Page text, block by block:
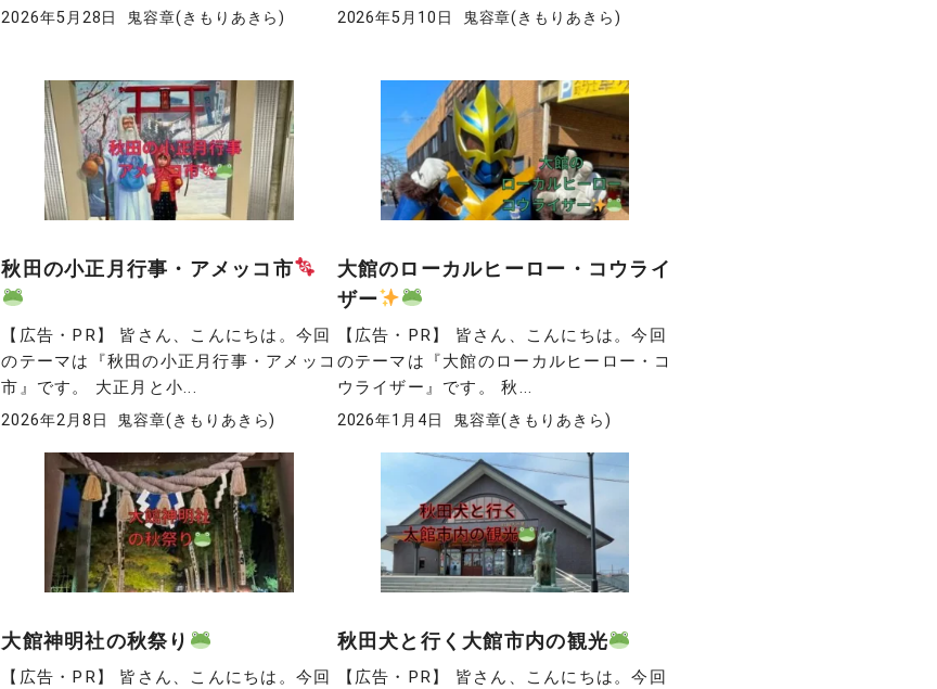
2026年5月28日 鬼容章(きもりあきら) 2026年5月10日 鬼容章(きもりあきら)
秋田の小正月行事・アメッコ市
【広告・PR】 皆さん、こんにちは。今回
のテーマは『秋田の小正月行事・アメッコ
市』です。 大正月と小...
2026年2月8日 鬼容章(きもりあきら)
大館のローカルヒーロー・コウライ
ザー
【広告・PR】 皆さん、こんにちは。今回
のテーマは『大館のローカルヒーロー・コ
ウライザー』です。 秋...
2026年1月4日 鬼容章(きもりあきら)
大館神明社の秋祭り
【広告・PR】 皆さん、こんにちは。今回
秋田犬と行く大館市内の観光
【広告・PR】 皆さん、こんにちは。今回